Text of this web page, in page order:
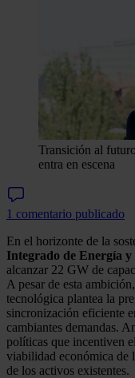
Transición al
entra en escena
1 comentario publicado
En el horizonte de la
Integrado de Energía
alcanzar 22 GW de
A pesar de esta
tecnológica plantea la
sincronización eficiente
cambiantes demandas.
políticas que incentiven
viabilidad económica de
de los activos existentes.